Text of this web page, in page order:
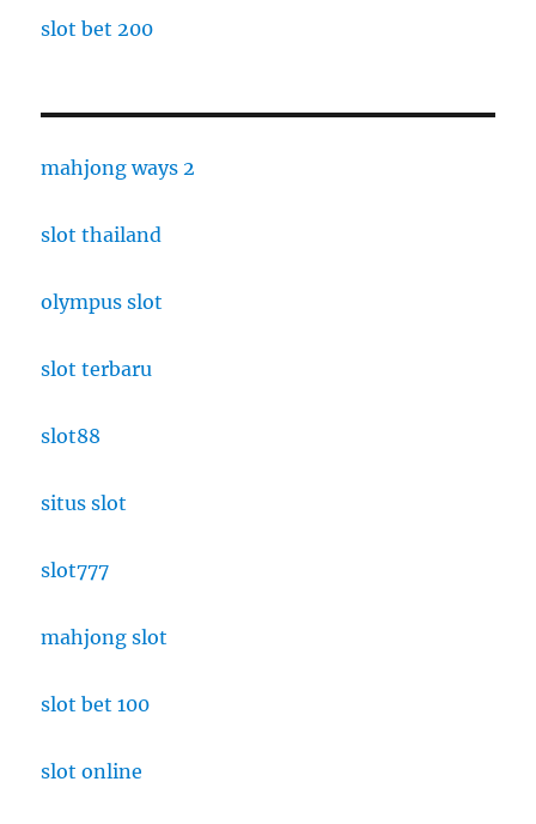
slot bet 200
mahjong ways 2
slot thailand
olympus slot
slot terbaru
slot88
situs slot
slot777
mahjong slot
slot bet 100
slot online